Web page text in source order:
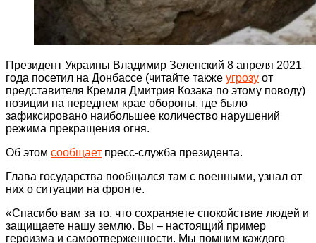
Президент Украины Владимир Зеленский 8 апреля 2021
года посетил на Донбассе (читайте также угрозу от
представителя Кремля Дмитрия Козака по этому поводу)
позиции на переднем крае обороны, где было
зафиксировано наибольшее количество нарушений
режима прекращения огня.
Об этом сообщает пресс-служба президента.
Глава государства пообщался там с военными, узнал от
них о ситуации на фронте.
«Спасибо вам за то, что сохраняете спокойствие людей и
защищаете нашу землю. Вы – настоящий пример
героизма и самоотверженности. Мы помним каждого